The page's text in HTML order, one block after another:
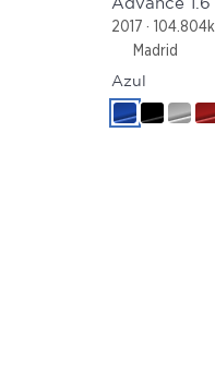
2017
Madrid
Azul